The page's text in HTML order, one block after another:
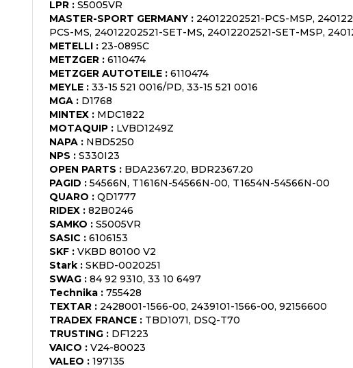
LPR : S5005VR
MASTER-SPORT GERMANY : 24012202521-PCS-MSP,
PCS-MS, 24012202521-SET-MS, 24012202521-SET-MSP,
METELLI : 23-0895C
METZGER : 6110474
METZGER AUTOTEILE : 6110474
MEYLE : 33-15 521 0016/PD, 33-15 521 0016
MGA : D1768
MINTEX : MDC1822
MOTAQUIP : LVBD1249Z
NAPA : NBD5250
NPS : S330I23
OPEN PARTS : BDA2367.20, BDR2367.20
PAGID : 54566N, T1616N-54566N-00, T1654N-54566N-00
QUARO : QD1777
RIDEX : 82B0246
SAMKO : S5005VR
SASIC : 6106153
SKF : VKBD 80100 V2
Stark : SKBD-0020251
SWAG : 84 92 9310, 33 10 6497
Technika : 755428
TEXTAR : 2428001-1566-00, 2439101-1566-00, 92156600
TRADEX FRANCE : TBD1071, DSQ-T70
TRUSTING : DF1223
VAICO : V24-80023
VALEO : 197135